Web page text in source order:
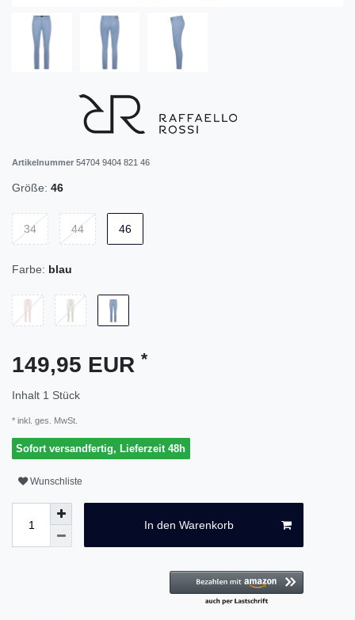
Artikelnummer 54704 9404 821 46
Größe: 46
34 44 46
Farbe: blau
149,95 EUR *
Inhalt 1 Stück
* inkl. ges. MwSt.
Sofort versandfertig, Lieferzeit 48h
Wunschliste
In den Warenkorb